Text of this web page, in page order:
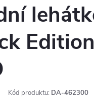
Edition
Kód produktu: DA-462300